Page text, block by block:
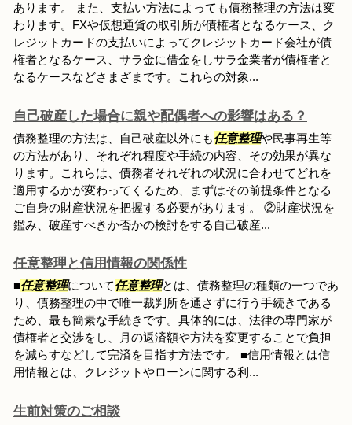
あります。 また、支払い方法によっても債務整理の方法は変
わります。FXや仮想通貨の取引所が債権者となるケース、ク
レジットカードの支払いによってクレジットカード会社が債
権者となるケース、サラ金に借金をしサラ金業者が債権者と
なるケースなどさまざまです。これらの対象...
自己破産した場合に親や配偶者への影響はある？
債務整理の方法は、自己破産以外にも任意整理や民事再生等
の方法があり、それぞれ程度や手続の内容、その効果が異な
ります。これらは、債務者それぞれの状況に合わせてどれを
適用するかが変わってくるため、まずはその前提条件となる
ご自身の財産状況を把握する必要があります。 ②財産状況を
鑑み、破産すべきか否かの検討をする自己破産...
任意整理と信用情報の関係性
■任意整理について任意整理とは、債務整理の種類の一つであ
り、債務整理の中で唯一裁判所を通さずに行う手続きである
ため、最も簡素な手続きです。具体的には、法律の専門家が
債権者と交渉をし、月の返済額や方法を変更することで負担
を減らすなどして完済を目指す方法です。 ■信用情報とは信
用情報とは、クレジットやローンに関する利...
生前対策のご相談